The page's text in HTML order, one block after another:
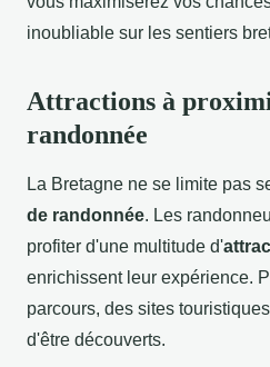
inoubliable sur les sentiers
Attractions à
randonnée
La Bretagne ne se limite pas
de randonnée. Les
profiter d'une multitude d'
enrichissent leur expérience.
parcours, des sites
d'être découverts.